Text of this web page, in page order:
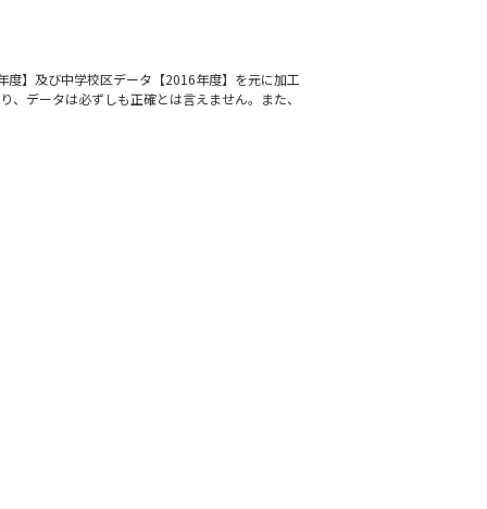
】及び中学校区データ【2016年度】を元に加工
データは必ずしも正確とは言えません。また、